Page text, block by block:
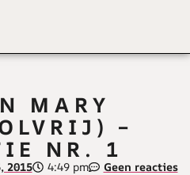
MARY
–
NR. 1
2015 4:49 pm Geen reacties